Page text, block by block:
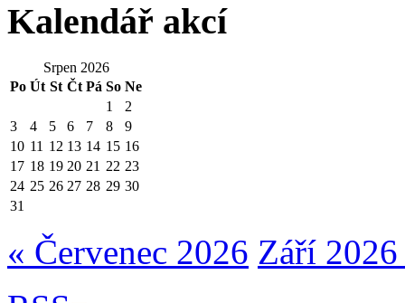
Kalendář akcí
Srpen 2026
Po Út St Čt Pá So Ne
1
2
3
4 5 6 7 8
9
10 11 12 13 14 15 16
17 18 19 20 21 22 23
24 25 26 27 28 29 30
31
« Červenec 2026 Září